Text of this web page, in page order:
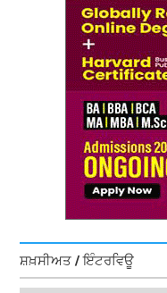
ਸ਼ਖ਼ਸੀਅਤ / ਇੰਟਰਵਿਊ